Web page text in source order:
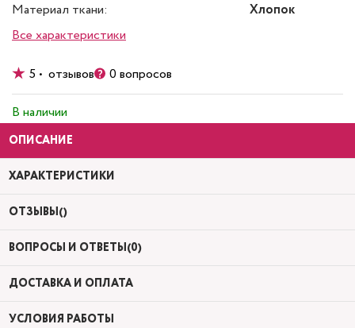
Материал ткани:
Хлопок
Все характеристики
5 • отзывов 0 вопросов
В наличии
ОПИСАНИЕ
ХАРАКТЕРИСТИКИ
ОТЗЫВЫ()
ВОПРОСЫ И ОТВЕТЫ(0)
ДОСТАВКА И ОПЛАТА
УСЛОВИЯ РАБОТЫ